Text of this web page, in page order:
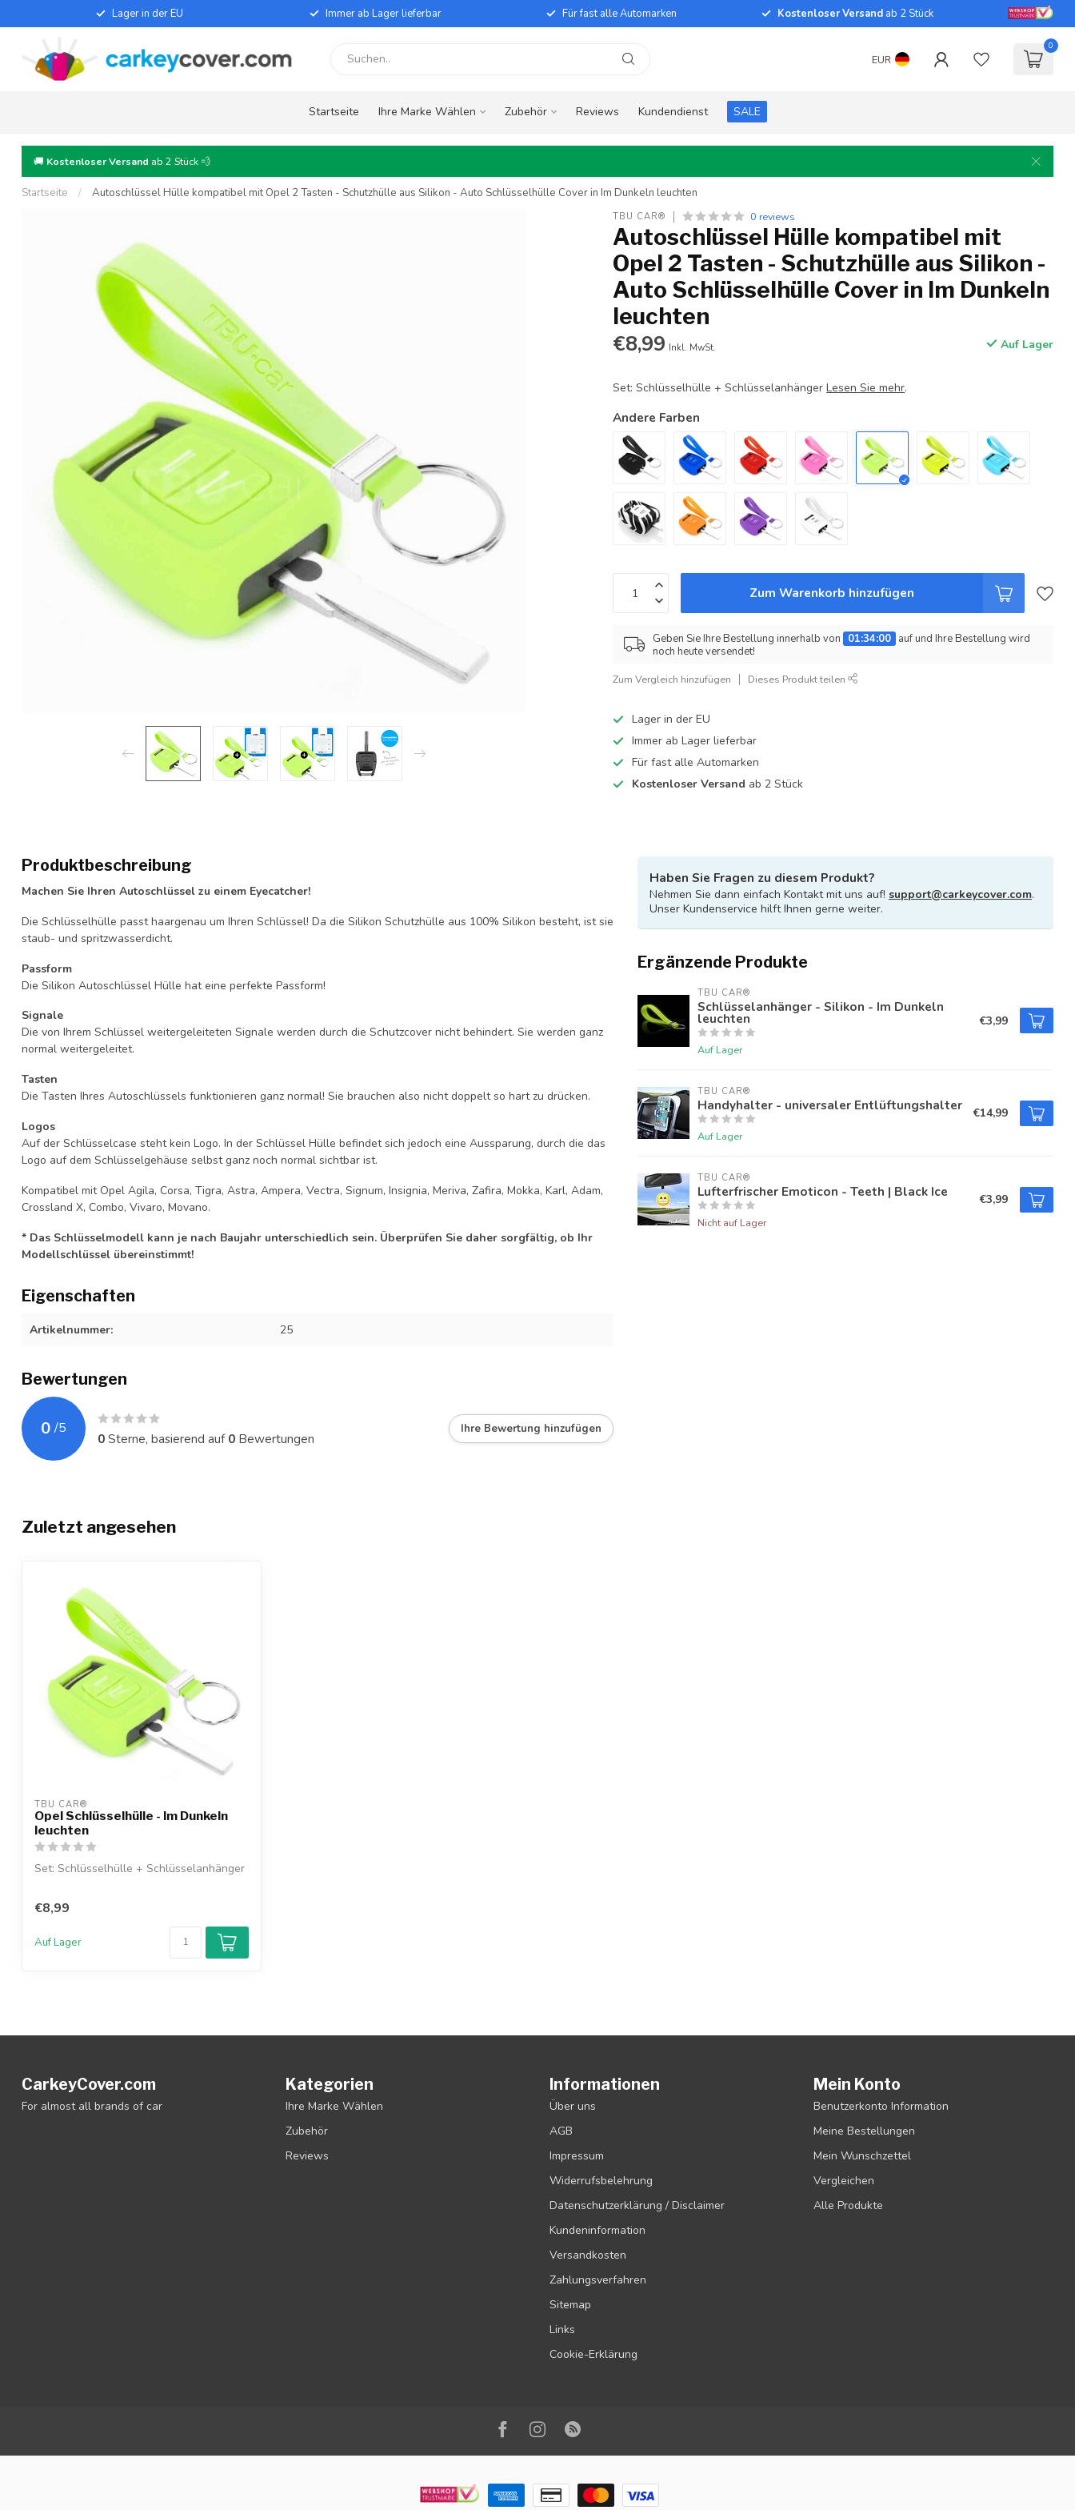
Lager in der EU Immer ab Lager lieferbar Für fast alle Automarken Kostenloser Versand ab 2 Stück
EUR
0
Startseite Ihre Marke Wählen Zubehör Reviews Kundendienst SALE
🚚 Kostenloser Versand ab 2 Stück 💨
Startseite / Autoschlüssel Hülle kompatibel mit Opel 2 Tasten - Schutzhülle aus Silikon - Auto Schlüsselhülle Cover in Im Dunkeln leuchten
TBU CAR® 0 reviews
Autoschlüssel Hülle kompatibel mit
Opel 2 Tasten - Schutzhülle aus Silikon -
Auto Schlüsselhülle Cover in Im Dunkeln
leuchten
€8,99 Inkl. MwSt. Auf Lager
Set: Schlüsselhülle + SchlüsselanhängerLesen Sie mehr.
Andere Farben
Zum Warenkorb hinzufügen
Geben Sie Ihre Bestellung innerhalb von 01:33:59 auf und Ihre Bestellung wird
noch heute versendet!
Zum Vergleich hinzufügen Dieses Produkt teilen
Lager in der EU
Immer ab Lager lieferbar
Für fast alle Automarken
Kostenloser Versand ab 2 Stück
Produktbeschreibung
Machen Sie Ihren Autoschlüssel zu einem Eyecatcher!
Die Schlüsselhülle passt haargenau um Ihren Schlüssel! Da die Silikon Schutzhülle aus 100% Silikon besteht, ist sie
staub- und spritzwasserdicht.
Passform
Die Silikon Autoschlüssel Hülle hat eine perfekte Passform!
Signale
Die von Ihrem Schlüssel weitergeleiteten Signale werden durch die Schutzcover nicht behindert. Sie werden ganz
normal weitergeleitet.
Tasten
Die Tasten Ihres Autoschlüssels funktionieren ganz normal! Sie brauchen also nicht doppelt so hart zu drücken.
Logos
Auf der Schlüsselcase steht kein Logo. In der Schlüssel Hülle befindet sich jedoch eine Aussparung, durch die das
Logo auf dem Schlüsselgehäuse selbst ganz noch normal sichtbar ist.
Kompatibel mit Opel Agila, Corsa, Tigra, Astra, Ampera, Vectra, Signum, Insignia, Meriva, Zafira, Mokka, Karl, Adam,
Crossland X, Combo, Vivaro, Movano.
* Das Schlüsselmodell kann je nach Baujahr unterschiedlich sein. Überprüfen Sie daher sorgfältig, ob Ihr
Modellschlüssel übereinstimmt!
Eigenschaften
Artikelnummer: 25
Bewertungen
0 /5
0Sterne, basierend auf0 Bewertungen
Ihre Bewertung hinzufügen
Haben Sie Fragen zu diesem Produkt?
Nehmen Sie dann einfach Kontakt mit uns auf! support@carkeycover.com.
Unser Kundenservice hilft Ihnen gerne weiter.
Ergänzende Produkte
TBU CAR®
Schlüsselanhänger - Silikon - Im Dunkeln
leuchten
Auf Lager
€3,99
TBU CAR®
Handyhalter - universaler Entlüftungshalter
Auf Lager
€14,99
TBU CAR®
Lufterfrischer Emoticon - Teeth | Black Ice
Nicht auf Lager
€3,99
Zuletzt angesehen
TBU CAR®
Opel Schlüsselhülle - Im Dunkeln
leuchten
Set: Schlüsselhülle + Schlüsselanhänger
€8,99
Auf Lager
CarkeyCover.com
For almost all brands of car
Kategorien
Ihre Marke Wählen
Zubehör
Reviews
Informationen
Über uns
AGB
Impressum
Widerrufsbelehrung
Datenschutzerklärung / Disclaimer
Kundeninformation
Versandkosten
Zahlungsverfahren
Sitemap
Links
Cookie-Erklärung
Mein Konto
Benutzerkonto Information
Meine Bestellungen
Mein Wunschzettel
Vergleichen
Alle Produkte